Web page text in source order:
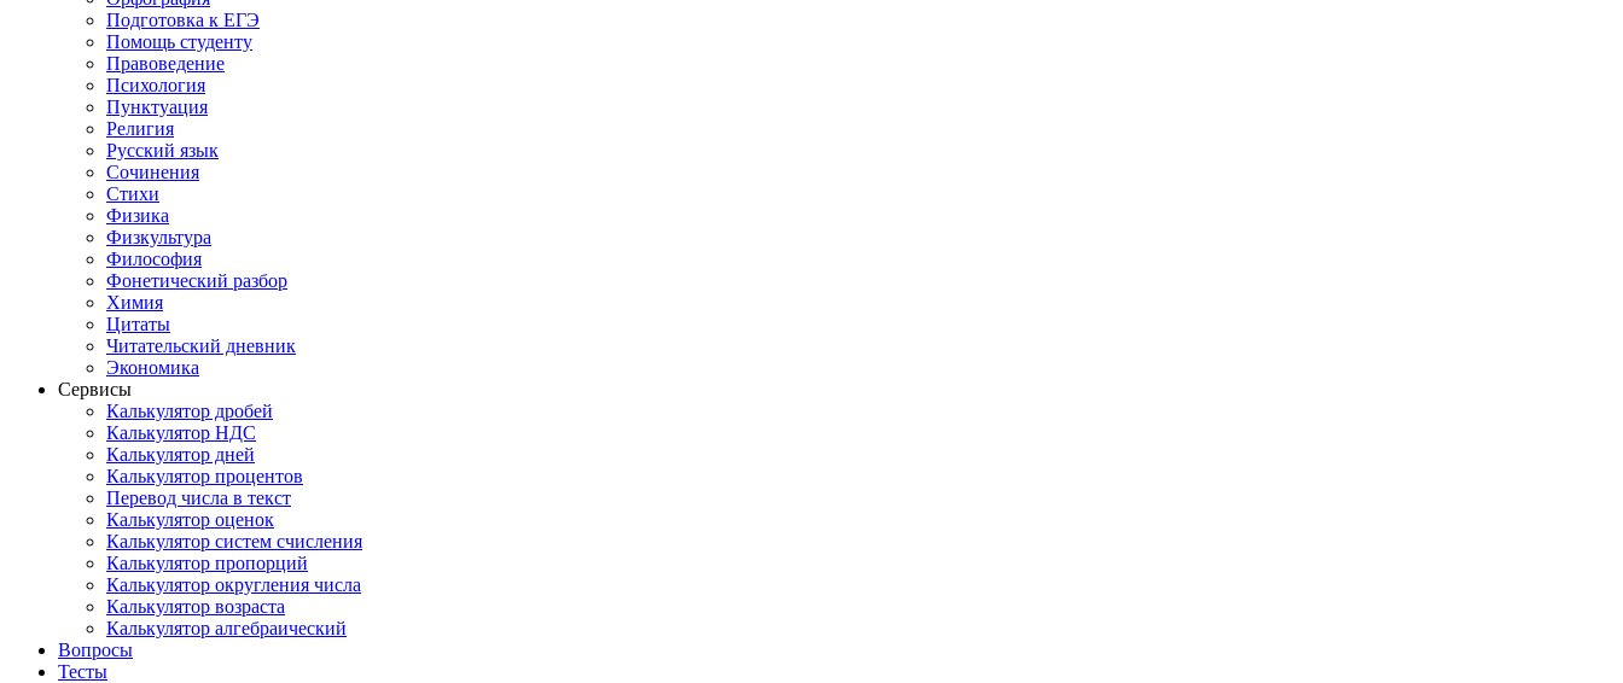
Подготовка к ЕГЭ
Помощь студенту
Правоведение
Психология
Пунктуация
Религия
Русский язык
Сочинения
Стихи
Физика
Физкультура
Философия
Фонетический разбор
Химия
Цитаты
Читательский дневник
Экономика
Сервисы
Калькулятор дробей
Калькулятор НДС
Калькулятор дней
Калькулятор процентов
Перевод числа в текст
Калькулятор оценок
Калькулятор систем счисления
Калькулятор пропорций
Калькулятор округления числа
Калькулятор возраста
Калькулятор алгебраический
Вопросы
Тесты